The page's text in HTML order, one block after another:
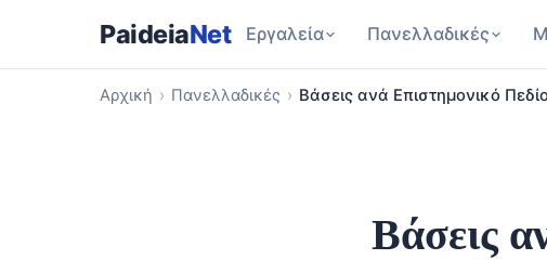
PaideiaNet Εργαλεία Πανελλαδικές
Αρχική › Πανελλαδικές › Βάσεις ανά Επιστημονικό
Βάσεις